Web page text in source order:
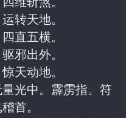
维斩煞。
转天地。
直五横。
邪出外。
天动地。
光中。霹雳指。符
首。